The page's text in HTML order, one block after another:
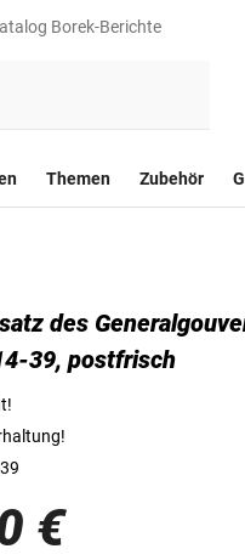
Borek-Berichte
Themen Zubehör
Briefmarkensatz
des
39, postfrisch
€